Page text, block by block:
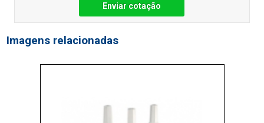
Enviar cotação
Imagens relacionadas